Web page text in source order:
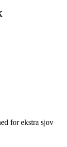
for ekstra sjov